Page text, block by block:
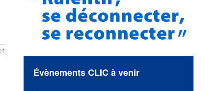
Évènements CLIC à venir